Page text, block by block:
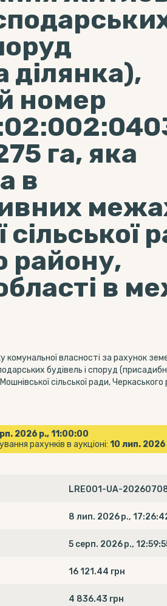
ділянка),
номер
га, яка
в
району,
в
власності за рахунок
будівель і споруд
сільської ради,
2026 р., 11:00:00
рахунків в аукціоні: 10 лип.
LRE001-UA-
8 лип. 2026 р.,
5 серп. 2026 р.,
16 121.44 грн
4 836.43 грн